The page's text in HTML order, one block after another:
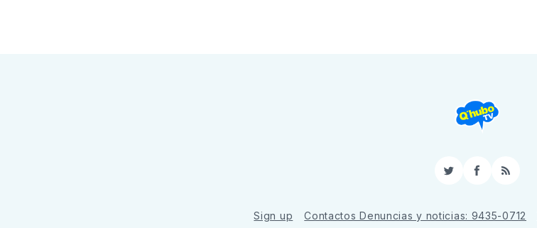
TwitterFacebook
RSS
Sign up Contactos Denuncias y noticias: 9435-0712